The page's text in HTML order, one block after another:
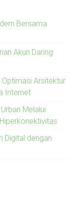
Bersama
Akun Daring
Arsitektur
Internet
Melalui
Digital dengan